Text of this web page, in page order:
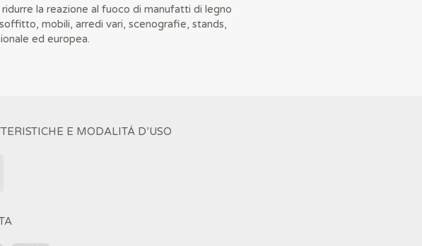
la reazione al fuoco di manufatti di legno
mobili, arredi vari, scenografie, stands,
ed europea.
E MODALITÁ D’USO